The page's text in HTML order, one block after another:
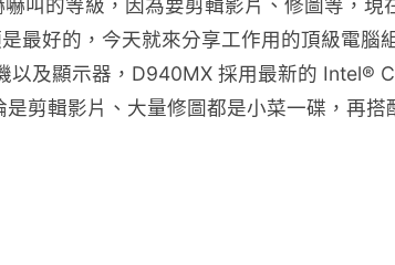
叫的等級，因為要剪輯影片、修圖等，現
最好的，今天就來分享工作用的頂級電
以及顯示器，D940MX 採用最新的 Intel®
剪輯影片、大量修圖都是小菜一碟，再